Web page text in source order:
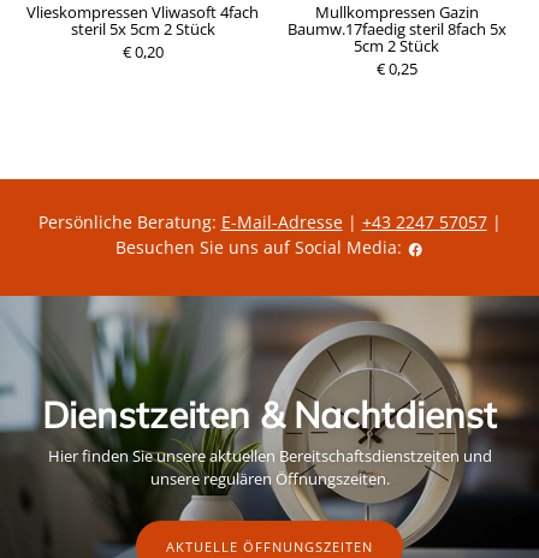
Vlieskompressen Vliwasoft 4fach
steril 5x 5cm 2 Stück
€ 0,20
Mullkompressen Gazin
Baumw.17faedig steril 8fach 5x
5cm 2 Stück
€ 0,25
Persönliche Beratung: E-Mail-Adresse| +43 2247 57057|
Besuchen Sie uns auf Social Media:
Dienstzeiten & Nachtdienst
Hier finden Sie unsere aktuellen Bereitschaftsdienstzeiten und
unsere regulären Öffnungszeiten.
AKTUELLE ÖFFNUNGSZEITEN